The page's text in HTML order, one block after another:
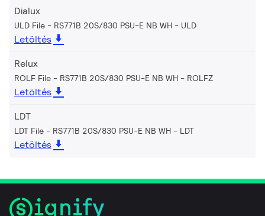
Dialux
ULD File - RS771B 20S/830 PSU-E NB WH ULD
Letöltés
Relux
ROLF File - RS771B 20S/830 PSU-E NB WH ROLFZ
Letöltés
LDT
LDT File - RS771B 20S/830 PSU-E NB WH LDT
Letöltés